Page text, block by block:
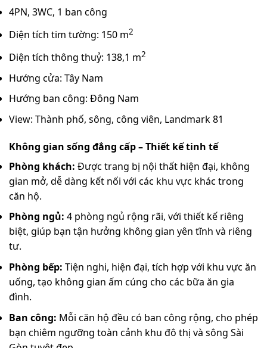
4PN, 3WC, 1 ban công
Diện tích tim tường: 150 m2
Diện tích thông thuỷ: 138,1 m2
Hướng cửa: Tây Nam
Hướng ban công: Đông Nam
View: Thành phố, sông, công viên, Landmark 81
Không gian sống đẳng cấp – Thiết kế tinh tế
Phòng khách: Được trang bị nội thất hiện đại, không
gian mở, dễ dàng kết nối với các khu vực khác trong
căn hộ.
Phòng ngủ: 4 phòng ngủ rộng rãi, với thiết kế riêng
biệt, giúp bạn tận hưởng không gian yên tĩnh và riêng
tư.
Phòng bếp: Tiện nghi, hiện đại, tích hợp với khu vực ăn
uống, tạo không gian ấm cúng cho các bữa ăn gia
đình.
Ban công: Mỗi căn hộ đều có ban công rộng, cho phép
bạn chiêm ngưỡng toàn cảnh khu đô thị và sông Sài